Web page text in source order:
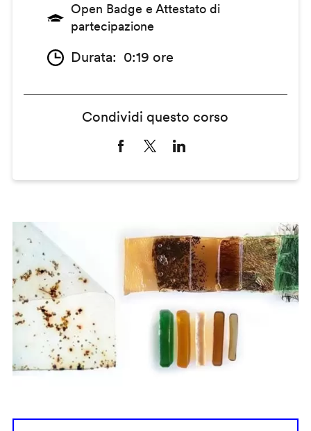
Open Badge e Attestato di
partecipazione
Durata 0:19 ore
Condividi questo corso